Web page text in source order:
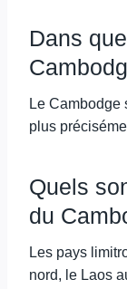
Dans
Le Cambodge
plus
Quels
du
Les pays
nord, le Laos